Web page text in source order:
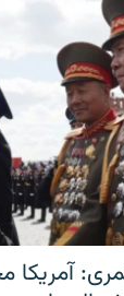
آمریکا